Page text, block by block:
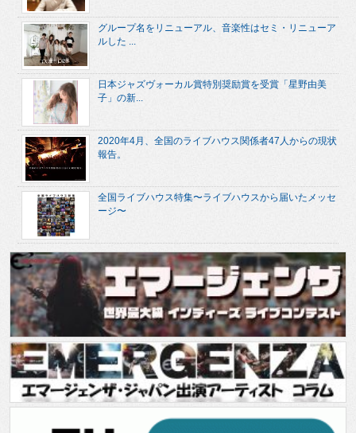
グループ名をリニューアル、音楽性はセミ・リニューア
ルした ...
日本ジャズヴォーカル賞特別奨励賞を受賞「星野由美
子」の新...
2020年4月、全国のライブハウス関係者47人からの現状
報告。
全国ライブハウス特集〜ライブハウスから届いたメッセ
ージ〜